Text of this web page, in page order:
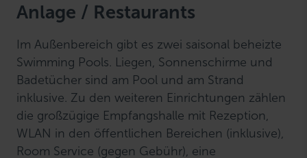
Anlage / Restaurants
Im Außenbereich gibt es zwei saisonal beheizte
Swimming Pools. Liegen, Sonnenschirme und
Badetücher sind am Pool und am Strand
inklusive. Zu den weiteren Einrichtungen zählen
die großzügige Empfangshalle mit Rezeption,
WLAN in den öffentlichen Bereichen (inklusive),
Room Service (gegen Gebühr), eine